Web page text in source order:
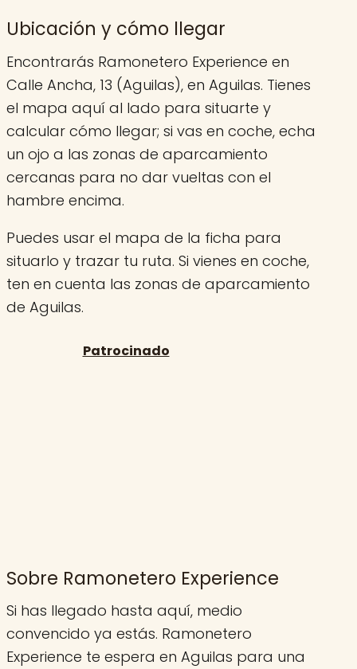
Ubicación y cómo llegar
Encontrarás Ramonetero Experience en
Calle Ancha, 13 (Aguilas), en Aguilas. Tienes
el mapa aquí al lado para situarte y
calcular cómo llegar; si vas en coche, echa
un ojo a las zonas de aparcamiento
cercanas para no dar vueltas con el
hambre encima.
Puedes usar el mapa de la ficha para
situarlo y trazar tu ruta. Si vienes en coche,
ten en cuenta las zonas de aparcamiento
de Aguilas.
Sobre Ramonetero Experience
Si has llegado hasta aquí, medio
convencido ya estás. Ramonetero
Experience te espera en Aguilas para una